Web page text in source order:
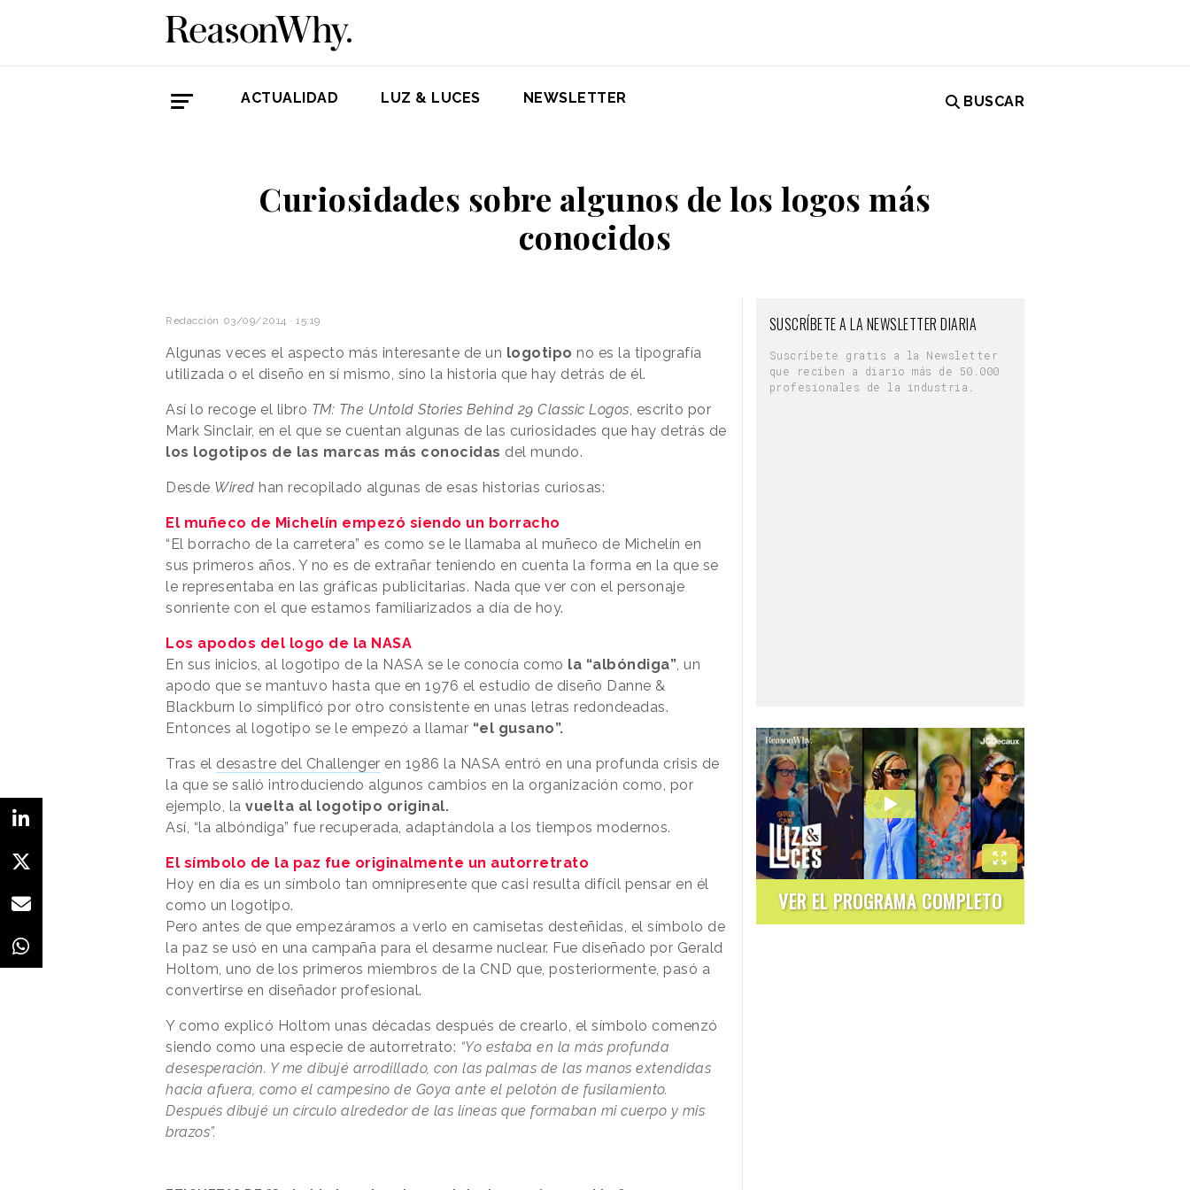
ACTUALIDAD LUZ & LUCES NEWSLETTER BUSCAR
Curiosidades sobre algunos de los logos más
conocidos
Redacción 03/09/2014 · 15:19
Algunas veces el aspecto más interesante de un logotipo no es la tipografía
utilizada o el diseño en sí mismo, sino la historia que hay detrás de él.
Así lo recoge el libro TM: The Untold Stories Behind 29 Classic Logos , escrito por
Mark Sinclair, en el que se cuentan algunas de las curiosidades que hay detrás de
los logotipos de las marcas más conocidas del mundo.
Desde Wired han recopilado algunas de esas historias curiosas:
El muñeco de Michelín empezó siendo un borracho
“El borracho de la carretera” es como se le llamaba al muñeco de Michelín en
sus primeros años. Y no es de extrañar teniendo en cuenta la forma en la que se
le representaba en las gráficas publicitarias. Nada que ver con el personaje
sonriente con el que estamos familiarizados a día de hoy.
Los apodos del logo de la NASA
En sus inicios, al logotipo de la NASA se le conocía como la “albóndiga” , un
apodo que se mantuvo hasta que en 1976 el estudio de diseño Danne &
Blackburn lo simplificó por otro consistente en unas letras redondeadas.
Entonces al logotipo se le empezó a llamar “el gusano”.
Tras el desastre del Challenger en 1986 la NASA entró en una profunda crisis de
la que se salió introduciendo algunos cambios en la organización como, por
ejemplo, la vuelta al logotipo original.
Así, “la albóndiga” fue recuperada, adaptándola a los tiempos modernos.
El símbolo de la paz fue originalmente un autorretrato
Hoy en día es un símbolo tan omnipresente que casi resulta difícil pensar en él
como un logotipo.
Pero antes de que empezáramos a verlo en camisetas desteñidas, el símbolo de
la paz se usó en una campaña para el desarme nuclear. Fue diseñado por Gerald
Holtom, uno de los primeros miembros de la CND que, posteriormente, pasó a
convertirse en diseñador profesional.
Y como explicó Holtom unas décadas después de crearlo, el símbolo comenzó
siendo como una especie de autorretrato: “Yo estaba en la más profunda
desesperación. Y me dibujé arrodillado, con las palmas de las manos extendidas
hacia afuera, como el campesino de Goya ante el pelotón de fusilamiento.
Después dibujé un círculo alrededor de las líneas que formaban mi cuerpo y mis
brazos”.
SUSCRÍBETE A LA NEWSLETTER DIARIA
Suscríbete gratis a la Newsletter
que reciben a diario más de 50.000
profesionales de la industria.
VER EL PROGRAMA COMPLETO